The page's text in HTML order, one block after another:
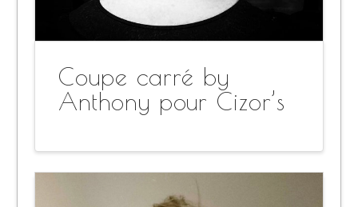
Coupe carré by
Anthony pour Cizor’s